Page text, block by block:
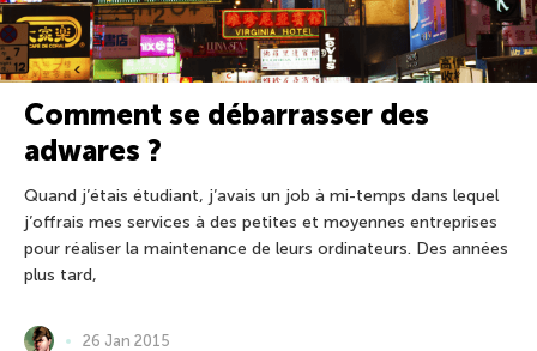
Comment se débarrasser des
adwares ?
Quand j’étais étudiant, j’avais un job à mi-temps dans lequel
j’offrais mes services à des petites et moyennes entreprises
pour réaliser la maintenance de leurs ordinateurs. Des années
plus tard,
26 Jan 2015